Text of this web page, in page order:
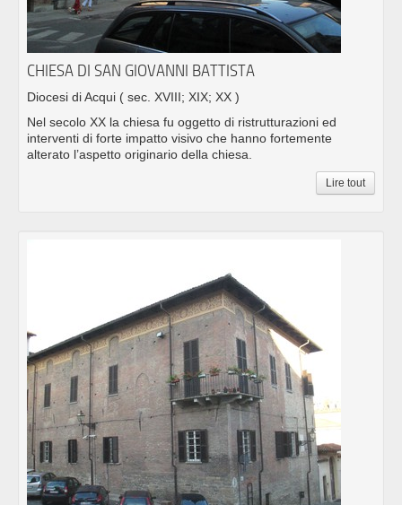
CHIESA DI SAN GIOVANNI BATTISTA
Diocesi di Acqui ( sec. XVIII; XIX; XX )
Nel secolo XX la chiesa fu oggetto di ristrutturazioni ed
interventi di forte impatto visivo che hanno fortemente
alterato l’aspetto originario della chiesa.
Lire tout